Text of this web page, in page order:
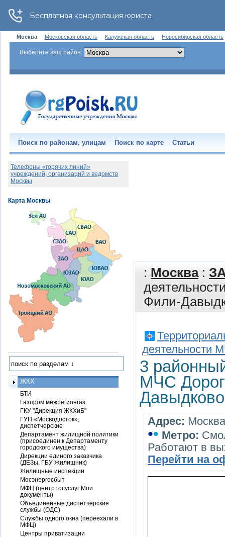
Москва Московская область Калужская область Новосибирская область
Выберите ваш район:
Поиск по районам, улицам Поиск по карте Статьи
: Москва:
Фили-
деятельности
3
МЧС
Давыдково
Адрес:
•• Метро:
Работают в
Перейти на
Телефоны «горячих линий»
учреждений, организаций и ведомств
Москвы
ЖКХ
БТИ
Газпром межрегионгаз
ГКУ "Дирекция ЖКХиБ"
ГУП «Мосводосток»,
диспетчерские
Департамент жилищной политики
(присоединен к Департаменту
городского имущества)
Дирекции единого заказчика
(ДЕЗы, ГБУ Жилищник)
Жилищные инспекции
Мосэнергосбыт
МФЦ (центр госуслуг Мои
документы)
Объединенные диспетчерские
службы (ОДС)
Службы одного окна (переехали в
МФЦ)
Центры приватизации